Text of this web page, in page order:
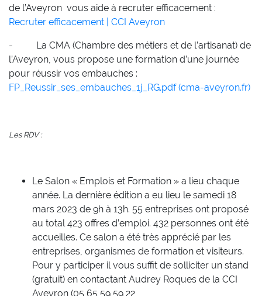
de l’Aveyron vous aide à recruter efficacement :
Recruter efficacement | CCI Aveyron
- La CMA (Chambre des métiers et de l’artisanat) de
l’Aveyron, vous propose une formation d’une journée
pour réussir vos embauches :
FP_Reussir_ses_embauches_1j_RG.pdf (cma-aveyron.fr)
Les RDV :
Le Salon « Emplois et Formation » a lieu chaque
année. La dernière édition a eu lieu le samedi 18
mars 2023 de 9h à 13h. 55 entreprises ont proposé
au total 423 offres d’emploi. 432 personnes ont été
accueilles. Ce salon a été très apprécié par les
entreprises, organismes de formation et visiteurs.
Pour y participer il vous suffit de solliciter un stand
(gratuit) en contactant Audrey Roques de la CCI
Aveyron (05 65 59 59 22